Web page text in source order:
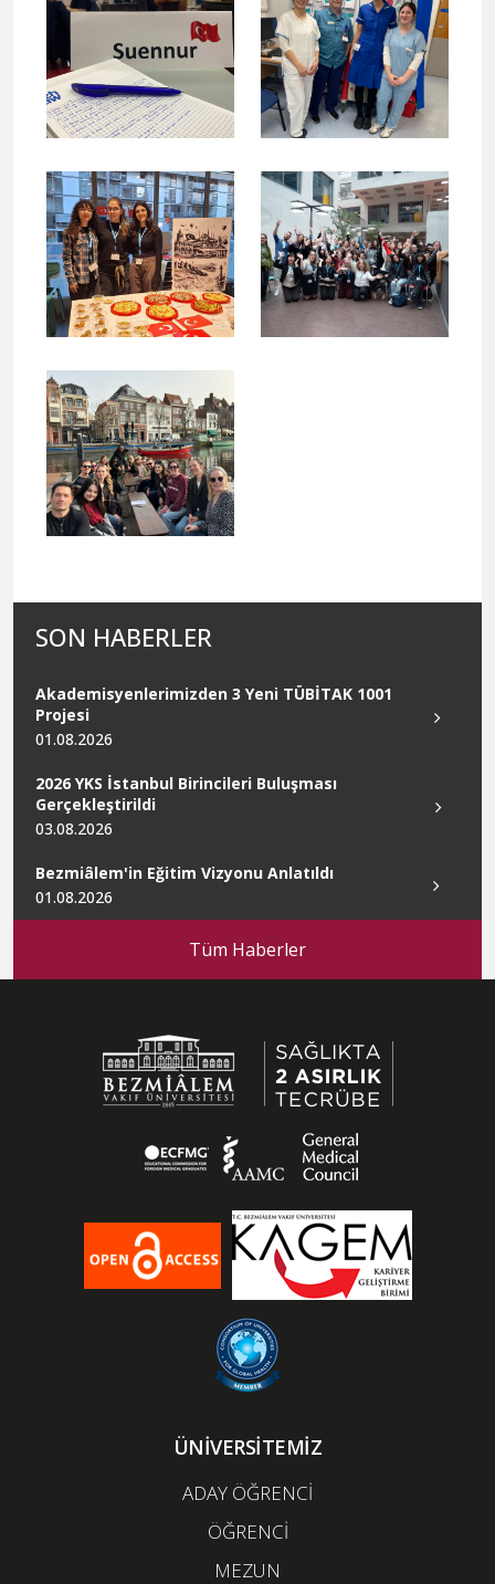
SON HABERLER
Akademisyenlerimizden 3 Yeni TÜBİTAK 1001
Projesi
01.08.2026
2026 YKS İstanbul Birincileri Buluşması
Gerçekleştirildi
03.08.2026
Bezmiâlem'in Eğitim Vizyonu Anlatıldı
01.08.2026
Tüm Haberler
ÜNİVERSİTEMİZ
ADAY ÖĞRENCİ
ÖĞRENCİ
MEZUN